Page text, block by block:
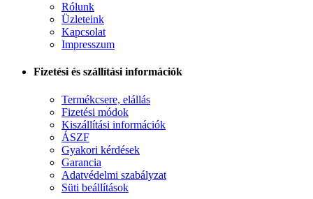
Rólunk
Üzleteink
Kapcsolat
Impresszum
Fizetési és szállítási információk
Termékcsere, elállás
Fizetési módok
Kiszállítási információk
ÁSZF
Gyakori kérdések
Garancia
Adatvédelmi szabályzat
Süti beállítások